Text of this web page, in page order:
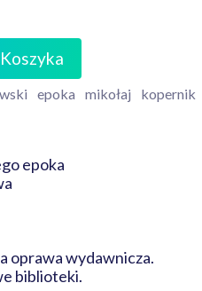
epoka mikołaj kopernik
epoka
oprawa wydawnicza.
biblioteki.